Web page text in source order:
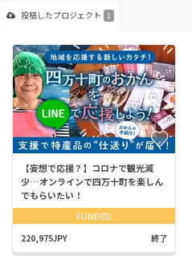
投稿したプロジェクト 1
【妄想で応援？】コロナで観光減
少…オンラインで四万十町を楽しん
でもらいたい！
FUNDED
220,975JPY 終了